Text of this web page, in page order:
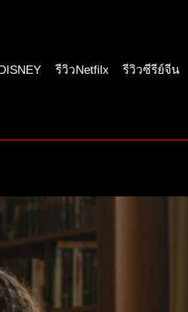
รีวิวNetfilx รีวิวซีรีย์จีน